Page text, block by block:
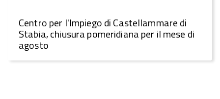
Centro per l'Impiego di Castellammare di
Stabia, chiusura pomeridiana per il mese di
agosto